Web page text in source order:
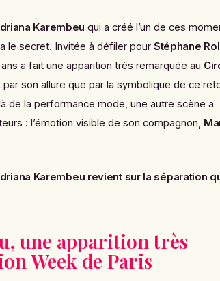
Karembeu qui a créé l’un de ces
le secret. Invitée à défiler pour Stéphane
a fait une apparition très remarquée au
son allure que par la symbolique de ce
de la performance mode, une autre scène a
: l’émotion visible de son compagnon,
Karembeu revient sur la séparation
une apparition très
Week de Paris